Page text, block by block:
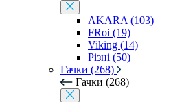
AKARA (103)
FRoi (19)
Viking (14)
Різні (50)
Гачки (268)
Гачки (268)